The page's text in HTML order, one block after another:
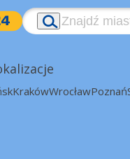
KrakówWrocławPoznań